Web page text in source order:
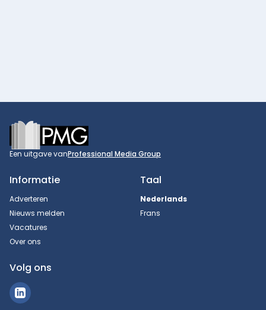
Footer
Een uitgave vanProfessional Media Group
Informatie
Adverteren
Nieuws melden
Vacatures
Over ons
Taal
Nederlands
Frans
Volg ons